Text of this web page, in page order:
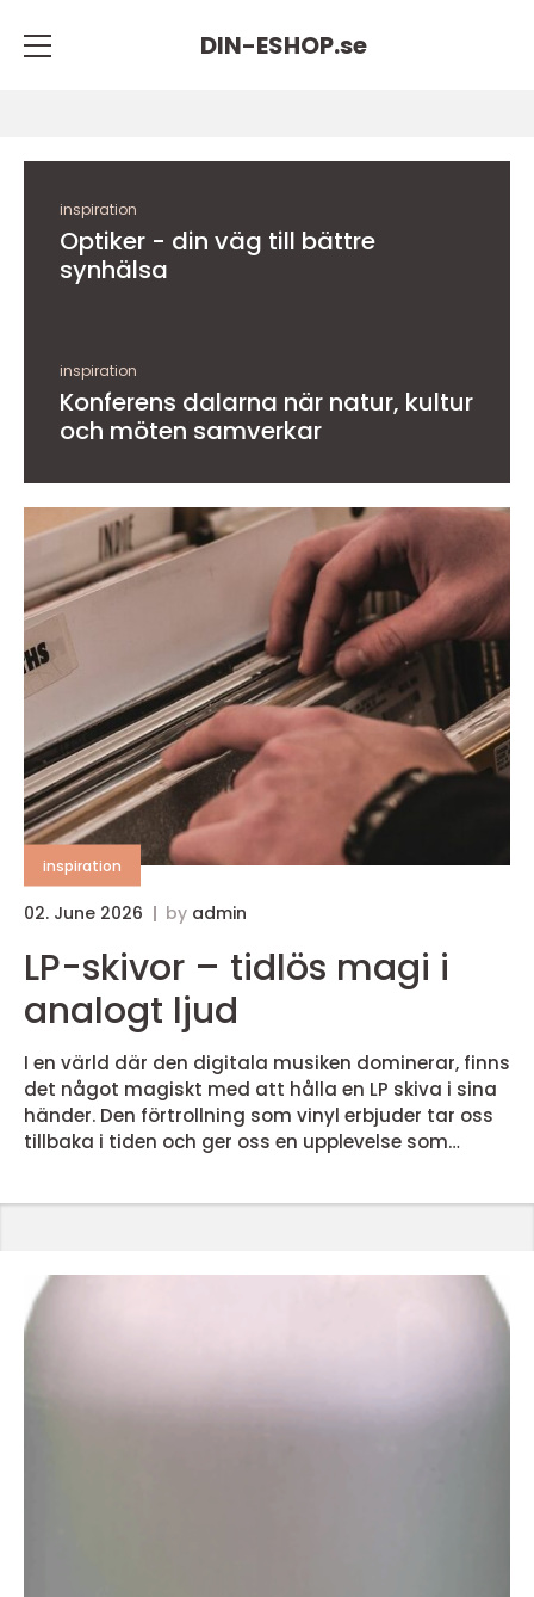
DIN-ESHOP.se
inspiration
Optiker - din väg till bättre
synhälsa
inspiration
Konferens dalarna när natur, kultur
och möten samverkar
inspiration
02. June 2026 by admin
LP-skivor – tidlös magi i
analogt ljud
I en värld där den digitala musiken dominerar, finns
det något magiskt med att hålla en LP skiva i sina
händer. Den förtrollning som vinyl erbjuder tar oss
tillbaka i tiden och ger oss en upplevelse som